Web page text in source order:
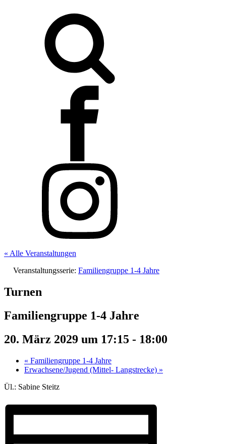
« Alle Veranstaltungen
Veranstaltungsserie: Familiengruppe 1-4 Jahre
Turnen
Familiengruppe 1-4 Jahre
20. März 2029 um 17:15 - 18:00
« Familiengruppe 1-4 Jahre
Erwachsene/Jugend (Mittel- Langstrecke) »
Ül.: Sabine Steitz